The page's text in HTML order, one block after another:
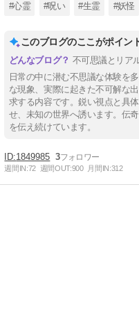
#心霊 #呪い #生霊 #妖怪
このブログのここがポイン
不可思議とリア
日常の中に潜む不思議な体験を
な現象、実際に起きた不可解な
求する内容です。鋭い視点と具
せ、未知の世界へ誘います。伝
を伝え続けています。
1849985 3
週間IN:72 週間OUT:900 月間IN:312